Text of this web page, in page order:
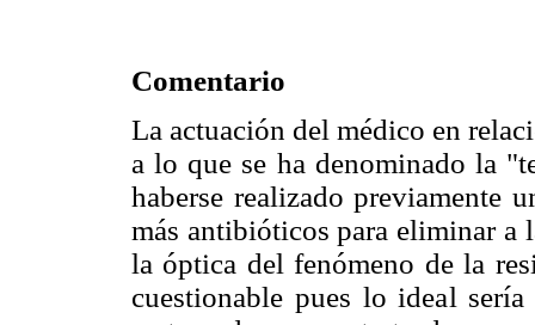
Comentario
La actuación del médico en
a lo que se ha denominado la
haberse realizado previamente
más antibióticos para eliminar a
la óptica del fenómeno de la
cuestionable pues lo ideal